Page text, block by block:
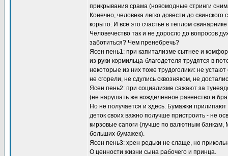
прикрывания срама (новомодные стринги
Конечно, человека легко довести до
корыто. И всё это счастье в теплом
Человечество так и не доросло до вопросов
заботиться? Чем пренебречь?
Ясен пень1: при капитализме сытнее и
из руки кормильца-благодетеля трудятся в
некоторые из них тоже трудоголики: не
не сгорели, не сдулись сквозняком, не
Ясен пень2: при социализме сажают за
(не нарушать же вожделенное равенство и
Но не получается и здесь. Бумажки
деток своих важно получше пристроить - не
кирзовые сапоги (лучше по валютным банкам,
больших бумажек).
Ясен пень3: хрен редьки не слаще, но
О ценности жизни сына рабочего и принца.